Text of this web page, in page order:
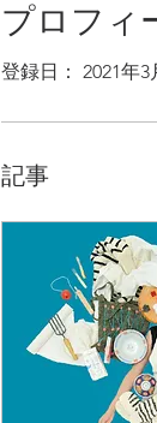
プロフィ
登録日： 2021年3
記事